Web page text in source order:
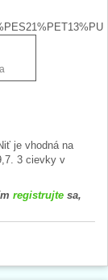
je vhodná na
3 cievky v
registrujte sa,